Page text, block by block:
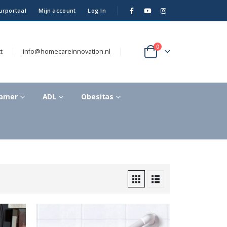
Mijn account Log In
info@homecareinnovation.nl
0
ADL Obesitas